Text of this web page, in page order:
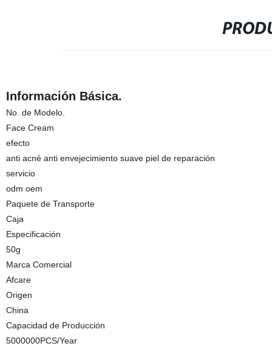
Información Básica.
No. de Modelo.
Face Cream
efecto
anti acné anti envejecimiento suave piel de reparación
servicio
odm oem
Paquete de Transporte
Caja
Especificación
50g
Marca Comercial
Afcare
Origen
China
Capacidad de Producción
5000000PCS/Year